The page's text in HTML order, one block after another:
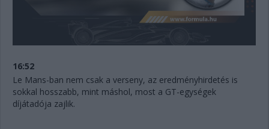
16:52
Le Mans-ban nem csak a verseny, az eredményhirdetés is
sokkal hosszabb, mint máshol, most a GT-egységek
díjátadója zajlik.